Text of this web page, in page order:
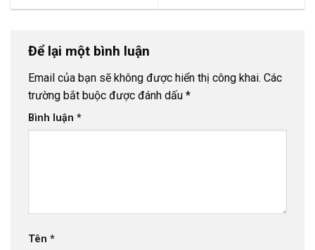
Để lại một bình luận
Email của bạn sẽ không được hiển thị công khai. Các
trường bắt buộc được đánh dấu *
Bình luận *
Tên *